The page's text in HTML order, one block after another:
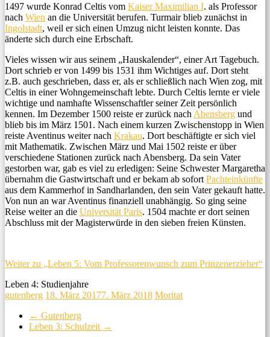
1497 wurde Konrad Celtis vom Kaiser Maximilian I. als Professor
nach Wien an die Universität berufen. Turmair blieb zunächst in
Ingolstadt, weil er sich einen Umzug nicht leisten konnte. Das
änderte sich durch eine Erbschaft.
Vieles wissen wir aus seinem „Hauskalender“, einer Art Tagebuch.
Dort schrieb er von 1499 bis 1531 ihm Wichtiges auf. Dort steht
z.B. auch geschrieben, dass er, als er schließlich nach Wien zog, mit
Celtis in einer Wohngemeinschaft lebte. Durch Celtis lernte er viele
wichtige und namhafte Wissenschaftler seiner Zeit persönlich
kennen. Im Dezember 1500 reiste er zurück nach Abensberg und
blieb bis im März 1501. Nach einem kurzen Zwischenstopp in Wien
reiste Aventinus weiter nach Krakau. Dort beschäftigte er sich viel
mit Mathematik. Zwischen März und Mai 1502 reiste er über
verschiedene Stationen zurück nach Abensberg. Da sein Vater
gestorben war, gab es viel zu erledigen: Seine Schwester Margaretha
übernahm die Gastwirtschaft und er bekam ab sofort Pachteinkünfte
aus dem Kammerhof in Sandharlanden, den sein Vater gekauft hatte.
Von nun an war Aventinus finanziell unabhängig. So ging seine
Reise weiter an die Universität Paris. 1504 machte er dort seinen
Abschluss mit der Magisterwürde in den sieben freien Künsten.
Weiter zu „Leben 5: Vom Professorenwunsch zum Prinzenerzieher“
Leben 4: Studienjahre
gutenberg 18. März 20177. März 2018 Moritat
← Gutenberg
Leben 3: Schulzeit →